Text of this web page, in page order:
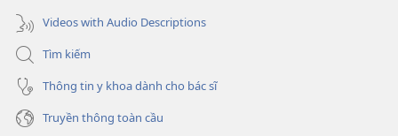
Videos with Audio Descriptions
Tìm kiếm
Thông tin y khoa dành cho bác sĩ
Truyền thông toàn cầu